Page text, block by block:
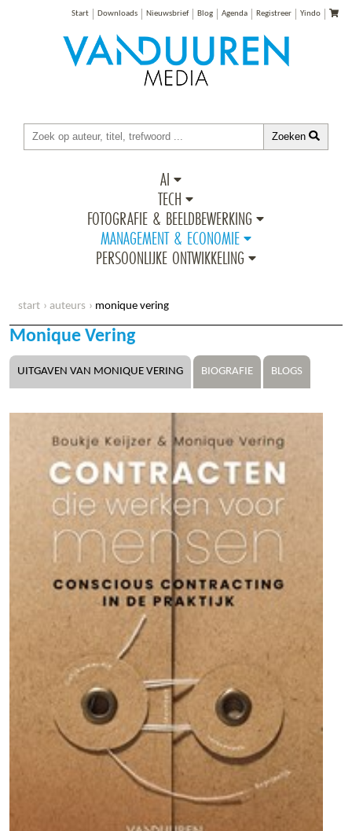
Start Downloads Nieuwsbrief Blog Agenda Registreer Yindo
Zoeken
AI
TECH
FOTOGRAFIE & BEELDBEWERKING
MANAGEMENT & ECONOMIE
PERSOONLIJKE ONTWIKKELING
start auteurs monique vering
Monique Vering
UITGAVEN VAN MONIQUE VERING BIOGRAFIE BLOGS